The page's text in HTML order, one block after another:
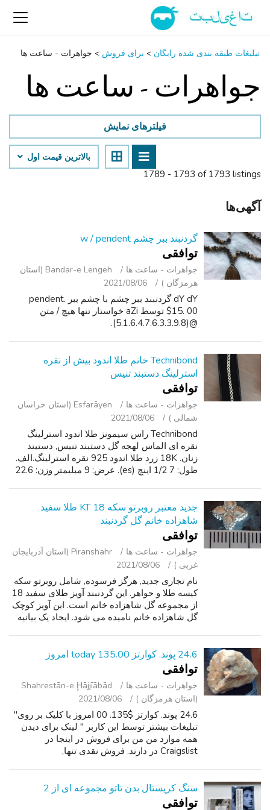
تبلیغات طبقه بندی شده رایگان > برای فروش > جواهرات - ساعت ‌ها
جواهرات - ساعت ‌ها
1789 - 1793 of 1793 listings
فیلترهای نمایش
بالاترین قیمت اول
آگهی‌ها
گردنبند ببر چشم w / pendent
توافقی
جواهرات - ساعت ‌ها
Bandar-e Lengeh (استان
هرمزگان )
2021/08/06
dY dY گردنبند ببر چشم با چشم ببر pendent.
$15. 00 توسط aZi خواستار تنها هیچ / متن
@(5.1.6.4.7.6.3.3.9.8).
Technibond خانم طلا اندود بیش از نقره
استرلینگ دستبند تنیس
توافقی
جواهرات - ساعت ‌ها
Esfarāyen (استان خراسان
شمالی )
2021/08/06
Technibond راس سیمونز طلا اندود استرلینگ
نقره ای الماس لهجه گل دستبند تنیس, دستبند
زنان. 18K زرد طلا اندود 925 نقره استرلینگ.الف.
طول: 7 1/2 اینچ (es). عرض: 9 میلیمتر وزن: 22.6
جدید معتبر روبرتو سکه 18 KT طلا سفید
شاهزاده خانم گل گردنبند
توافقی
جواهرات - ساعت ‌ها
Piranshahr (استان آذربایجان
غربی )
2021/08/06
نام تجاری جدید, هرگز فرسوده, شامل روبرتو سکه
کیسه طلا و جواهر. این گردنبند آویز طلای سفید 18
از مجموعه گل شاهزاده خانم است. این آویز کوچک
گل شاهزاده خانم نامیده می شود. ایجاد یک بیانیه
24.6 پوند. کوارتز today 135.00 امروز
توافقی
جواهرات - ساعت ‌ها
Shahrestān-e Ḩājjīābād
(استان هرمزگان )
2021/08/06
24.6 پوند. کوارتز $135. 00 امروز با کلیک بر روی"
تبلیغات بیشتر توسط این کاربر " لینک برای دیدن
همه موارد من من برای فروش در اینجا در
Craigslist در دارند. فروش نقدی تنها,
سنگ کریستال بدن تاتو مجموعه ای از 2
توافقی